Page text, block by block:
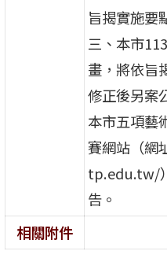
旨揭實施要
三、本市
畫，將依旨
修正後另案
本市五項藝
賽網站（
tp.edu.tw/
告。
相關附件